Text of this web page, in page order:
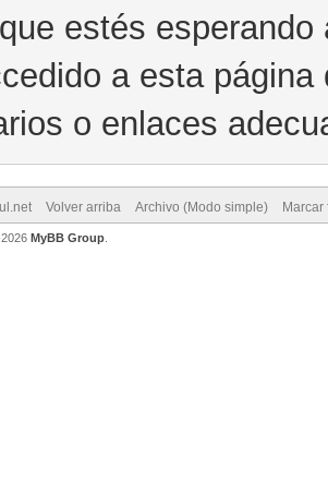
estés esperando
a esta
o enlaces
Volver arriba Archivo (Modo simple)
2026 MyBB Group